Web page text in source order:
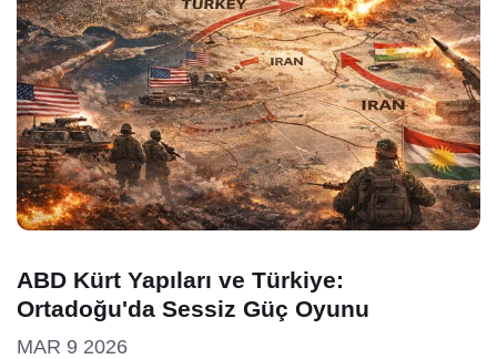
ABD Kürt Yapıları ve Türkiye:
Ortadoğu'da Sessiz Güç Oyunu
MAR 9 2026